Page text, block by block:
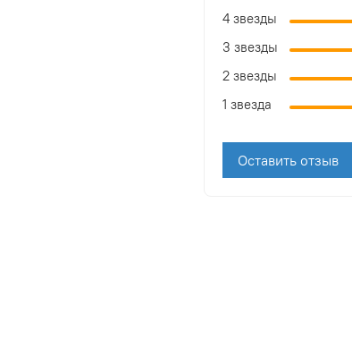
4 звезды
3 звезды
2 звезды
1 звезда
Оставить отзыв